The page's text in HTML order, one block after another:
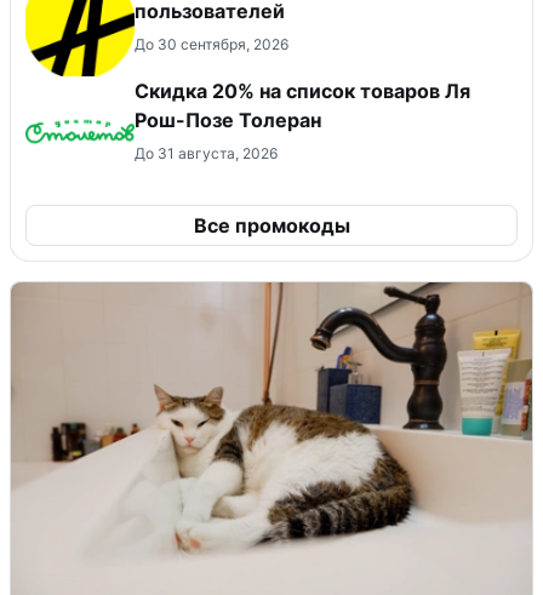
пользователей
До 30 сентября, 2026
Скидка 20% на список товаров Ля
Рош-Позе Толеран
До 31 августа, 2026
Все промокоды